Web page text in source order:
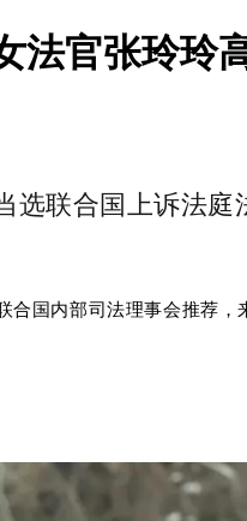
法官张玲玲
选联合国上诉法庭
国内部司法理事会推荐